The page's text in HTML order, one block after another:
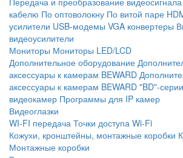
кабелю По оптоволокну По витой паре
усилители USB-модемы VGA конвертеры
видеоусилители
Мониторы Мониторы LED/LCD
Дополнительное оборудование
аксессуары к камерам BEWARD
аксессуары к камерам BEWARD "BD"-
видеокамер Программы для IP камер
Видеоглазки
WI-FI передача Точки доступа Wi-Fi
Кожухи, кронштейны, монтажные коробки
Монтажные коробки